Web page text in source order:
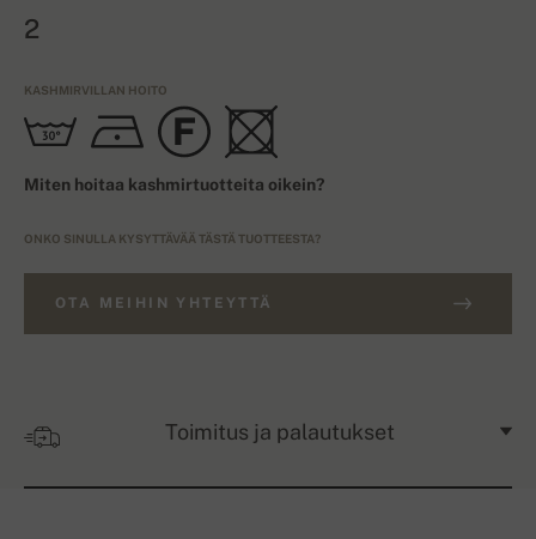
2
KASHMIRVILLAN HOITO
Miten hoitaa kashmirtuotteita oikein?
ONKO SINULLA KYSYTTÄVÄÄ TÄSTÄ TUOTTEESTA?
OTA MEIHIN YHTEYTTÄ
Toimitus ja palautukset